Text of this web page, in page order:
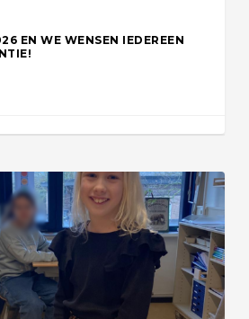
EN WE WENSEN IEDEREEN